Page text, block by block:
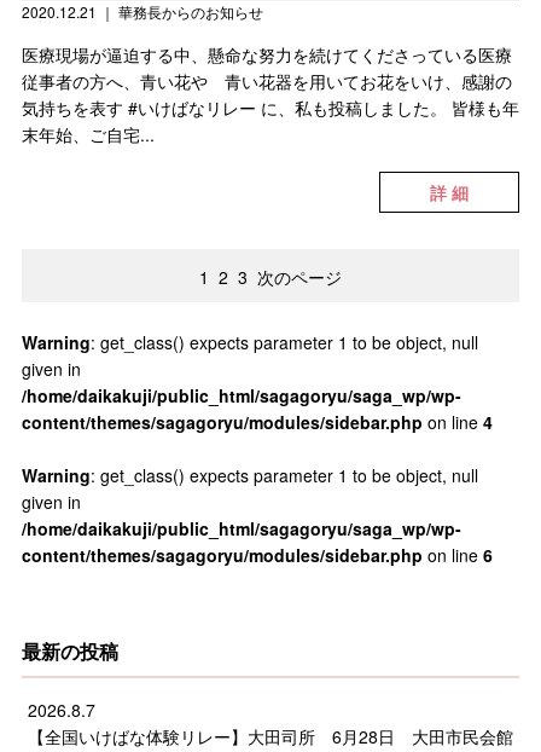
2020.12.21 ｜ 華務長からのお知らせ
医療現場が逼迫する中、懸命な努力を続けてくださっている医療
従事者の方へ、青い花や 青い花器を用いてお花をいけ、感謝の
気持ちを表す #いけばなリレー に、私も投稿しました。 皆様も年
末年始、ご自宅...
詳 細
1 2 3 次のページ
Warning: get_class() expects parameter 1 to be object, null
given in
/home/daikakuji/public_html/sagagoryu/saga_wp/wp-
content/themes/sagagoryu/modules/sidebar.php on line 4
Warning: get_class() expects parameter 1 to be object, null
given in
/home/daikakuji/public_html/sagagoryu/saga_wp/wp-
content/themes/sagagoryu/modules/sidebar.php on line 6
最新の投稿
2026.8.7
【全国いけばな体験リレー】大田司所 6月28日 大田市民会館